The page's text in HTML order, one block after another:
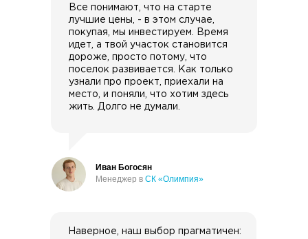
Все понимают, что на старте
лучшие цены, - в этом случае,
покупая, мы инвестируем. Время
идет, а твой участок становится
дороже, просто потому, что
поселок развивается. Как только
узнали про проект, приехали на
место, и поняли, что хотим здесь
жить. Долго не думали.
Наверное, наш выбор прагматичен:
Менеджер в СК «Олимпия»
Иван Богосян